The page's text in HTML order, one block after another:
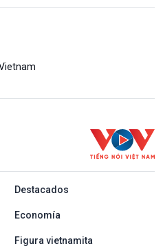
ban nha
Destacados
Economía
Figura vietnamita